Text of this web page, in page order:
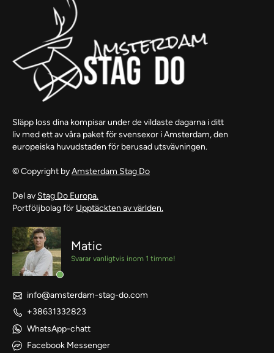
Släpp loss dina kompisar under de vildaste dagarna i ditt
liv med ett av våra paket för svensexor i Amsterdam, den
europeiska huvudstaden för berusad utsvävningen.
© Copyright byAmsterdam Stag Do
Del av Stag Do Europa.
Portföljbolag för Upptäckten av världen.
Matic
Svarar vanligtvis inom 1 timme!
info@amsterdam-stag-do.com
+38631332823
WhatsApp-chatt
Facebook Messenger